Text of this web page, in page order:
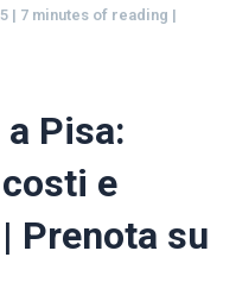
| 7 minutes of reading |
Pisa:
e
Prenota su